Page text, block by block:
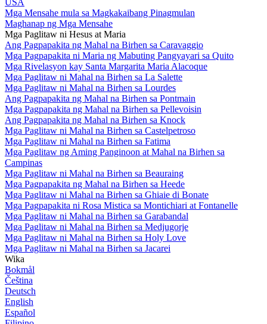
Mga Mensahe mula sa Magkakaibang Pinagmulan
Maghanap ng Mga Mensahe
Mga Paglitaw ni Hesus at Maria
Ang Pagpapakita ng Mahal na Birhen sa Caravaggio
Mga Pagpapakita ni Maria ng Mabuting Pangyayari sa Quito
Mga Rivelasyon kay Santa Margarita Maria Alacoque
Mga Paglitaw ni Mahal na Birhen sa La Salette
Mga Paglitaw ni Mahal na Birhen sa Lourdes
Ang Pagpapakita ng Mahal na Birhen sa Pontmain
Mga Pagpapakita ng Mahal na Birhen sa Pellevoisin
Ang Pagpapakita ng Mahal na Birhen sa Knock
Mga Paglitaw ni Mahal na Birhen sa Castelpetroso
Mga Paglitaw ni Mahal na Birhen sa Fatima
Mga Paglitaw ng Aming Panginoon at Mahal na Birhen sa
Campinas
Mga Paglitaw ni Mahal na Birhen sa Beauraing
Mga Pagpapakita ng Mahal na Birhen sa Heede
Mga Paglitaw ni Mahal na Birhen sa Ghiaie di Bonate
Mga Pagpapakita ni Rosa Mistica sa Montichiari at Fontanelle
Mga Paglitaw ni Mahal na Birhen sa Garabandal
Mga Paglitaw ni Mahal na Birhen sa Medjugorje
Mga Paglitaw ni Mahal na Birhen sa Holy Love
Mga Paglitaw ni Mahal na Birhen sa Jacarei
Wika
Bokmål
Čeština
Deutsch
English
Español